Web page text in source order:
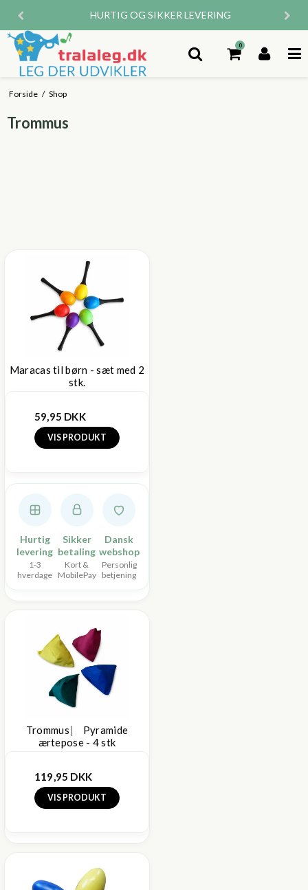
HURTIG OG SIKKER LEVERING
0
Forside / Shop
Trommus
Maracas til børn - sæt med 2
stk.
59,95 DKK
VIS PRODUKT
Hurtig
levering
1-3
hverdage
Sikker
betaling
Kort &
MobilePay
Dansk
webshop
Personlig
betjening
Trommus ⎸ Pyramide
ærtepose - 4 stk
119,95 DKK
VIS PRODUKT